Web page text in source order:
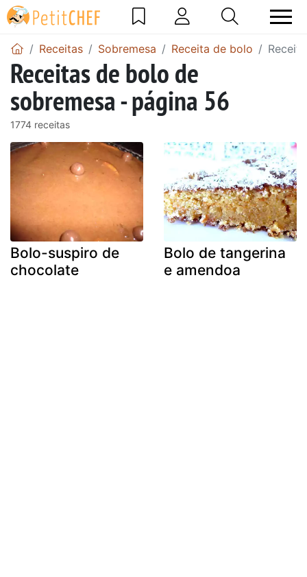
Receitas Sobremesa Receita de bolo
Receitas de bolo de
sobremesa - página 56
1774 receitas
Bolo-suspiro de
chocolate
Bolo de tangerina
e amendoa